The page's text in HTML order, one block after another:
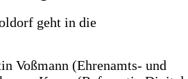
Voßmann (Ehrenamts- und